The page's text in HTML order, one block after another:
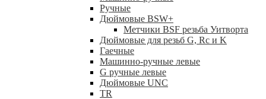
Ручные
Дюймовые BSW+
Метчики BSF резьба Уитворта
Дюймовые для резьб G, Rc и K
Гаечные
Машинно-ручные левые
G ручные левые
Дюймовые UNC
TR